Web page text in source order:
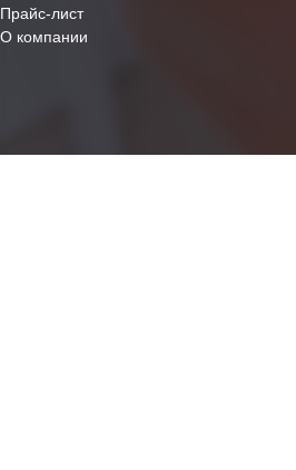
Прайс-лист
О компании